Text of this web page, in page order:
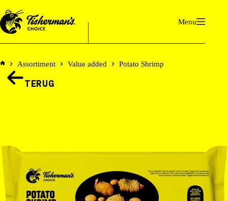
naar
de
inhoud
Menu
Home
Assortiment Value added Potato Shrimp
TERUG